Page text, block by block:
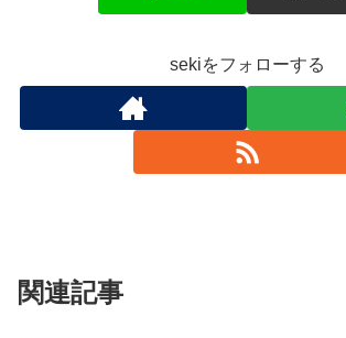
sekiをフォローする
関連記事